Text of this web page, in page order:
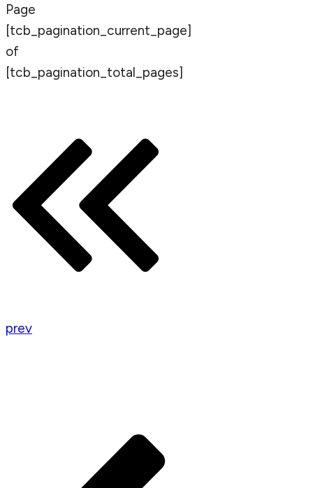
Page
[tcb_pagination_current_page]
of
[tcb_pagination_total_pages]
prev